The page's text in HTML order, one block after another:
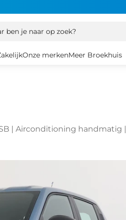
ben je naar op zoek?
Onze merkenMeer Broekhuis
| Airconditioning handmatig |